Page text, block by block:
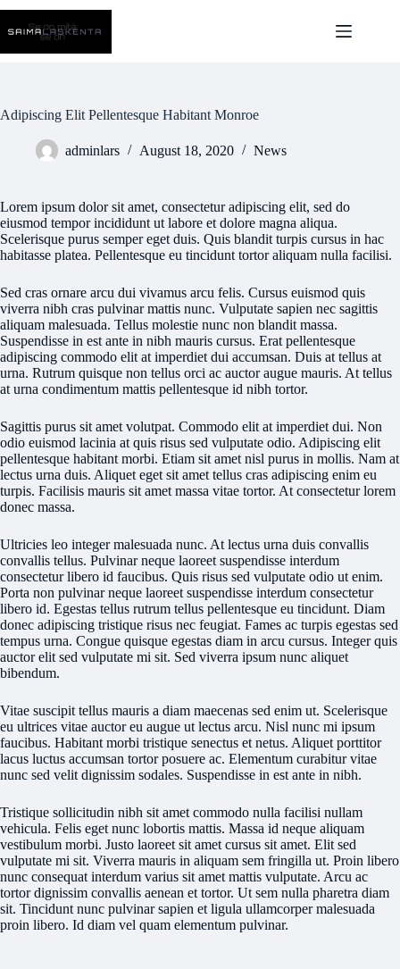
Skip
content
Adipiscing Elit Pellentesque Habitant Monroe
adminlars August 18, 2020 News
Lorem ipsum dolor sit amet, consectetur adipiscing elit, sed do
eiusmod tempor incididunt ut labore et dolore magna aliqua.
Scelerisque purus semper eget duis. Quis blandit turpis cursus in hac
habitasse platea. Pellentesque eu tincidunt tortor aliquam nulla facilisi.
Sed cras ornare arcu dui vivamus arcu felis. Cursus euismod quis
viverra nibh cras pulvinar mattis nunc. Vulputate sapien nec sagittis
aliquam malesuada. Tellus molestie nunc non blandit massa.
Suspendisse in est ante in nibh mauris cursus. Erat pellentesque
adipiscing commodo elit at imperdiet dui accumsan. Duis at tellus at
urna. Rutrum quisque non tellus orci ac auctor augue mauris. At tellus
at urna condimentum mattis pellentesque id nibh tortor.
Sagittis purus sit amet volutpat. Commodo elit at imperdiet dui. Non
odio euismod lacinia at quis risus sed vulputate odio. Adipiscing elit
pellentesque habitant morbi. Etiam sit amet nisl purus in mollis. Nam at
lectus urna duis. Aliquet eget sit amet tellus cras adipiscing enim eu
turpis. Facilisis mauris sit amet massa vitae tortor. At consectetur lorem
donec massa.
Ultricies leo integer malesuada nunc. At lectus urna duis convallis
convallis tellus. Pulvinar neque laoreet suspendisse interdum
consectetur libero id faucibus. Quis risus sed vulputate odio ut enim.
Porta non pulvinar neque laoreet suspendisse interdum consectetur
libero id. Egestas tellus rutrum tellus pellentesque eu tincidunt. Diam
donec adipiscing tristique risus nec feugiat. Fames ac turpis egestas sed
tempus urna. Congue quisque egestas diam in arcu cursus. Integer quis
auctor elit sed vulputate mi sit. Sed viverra ipsum nunc aliquet
bibendum.
Vitae suscipit tellus mauris a diam maecenas sed enim ut. Scelerisque
eu ultrices vitae auctor eu augue ut lectus arcu. Nisl nunc mi ipsum
faucibus. Habitant morbi tristique senectus et netus. Aliquet porttitor
lacus luctus accumsan tortor posuere ac. Elementum curabitur vitae
nunc sed velit dignissim sodales. Suspendisse in est ante in nibh.
Tristique sollicitudin nibh sit amet commodo nulla facilisi nullam
vehicula. Felis eget nunc lobortis mattis. Massa id neque aliquam
vestibulum morbi. Justo laoreet sit amet cursus sit amet. Elit sed
vulputate mi sit. Viverra mauris in aliquam sem fringilla ut. Proin libero
nunc consequat interdum varius sit amet mattis vulputate. Arcu ac
tortor dignissim convallis aenean et tortor. Ut sem nulla pharetra diam
sit. Tincidunt nunc pulvinar sapien et ligula ullamcorper malesuada
proin libero. Id diam vel quam elementum pulvinar.